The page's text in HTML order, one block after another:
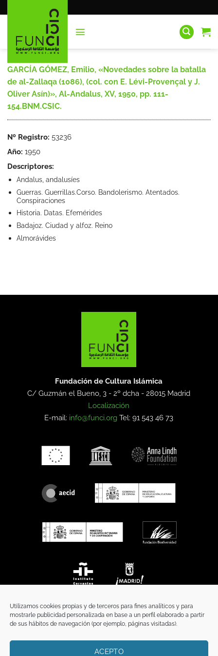
Utilizamos cookies propias y de terceros para fines analíticos y para
mostrarle publicidad personalizada en base a un perfil elaborado a partir
de sus hábitos de navegación (por ejemplo, páginas visitadas).
ACEPTO
al
GARCÍA GÓMEZ, Emilio, «Novedades sobre la batalla
de al-Zallaqa (1086), (col. con E. Lévi-Provençal y J.
Oliver Asín)», Al-Andalus, XV, 1950, pp. 111-
154.BNM.CSIC.
Nº Registro: 53236
Año: 1950
Descriptores:
Andalus, andalusíes
Guerras. Guerrillas.Corso. Bandolerismo. Atentados.
Conspiraciones
Historia. Datas. Efemérides
Badajoz. Ciudad y alfoz. Reino
Almorávides
Fundación de Cultura Islámica
C/ Guzmán el Bueno, 3 - 2º dcha -28015 Madrid
Localización
E-mail: info@funci.org Tel: 91 543 46 73